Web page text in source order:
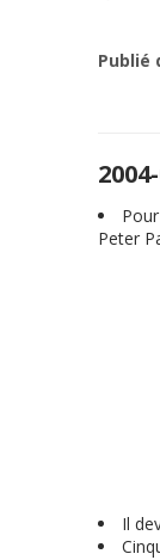
Publié
Peter
Il